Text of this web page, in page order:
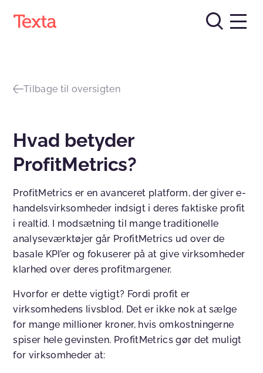
Tilbage til oversigten
Hvad betyder
ProfitMetrics?
ProfitMetrics er en avanceret platform, der giver e-
handelsvirksomheder indsigt i deres faktiske profit
i realtid. I modsætning til mange traditionelle
analyseværktøjer går ProfitMetrics ud over de
basale KPI’er og fokuserer på at give virksomheder
klarhed over deres profitmargener.
Hvorfor er dette vigtigt? Fordi profit er
virksomhedens livsblod. Det er ikke nok at sælge
for mange millioner kroner, hvis omkostningerne
spiser hele gevinsten. ProfitMetrics gør det muligt
for virksomheder at: